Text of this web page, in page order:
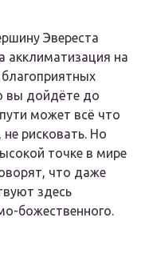
Эвереста
акклиматизация на
вы дойдёте до
может всё что
рисковать. Но
точке в мире
что даже
здесь
божественного.